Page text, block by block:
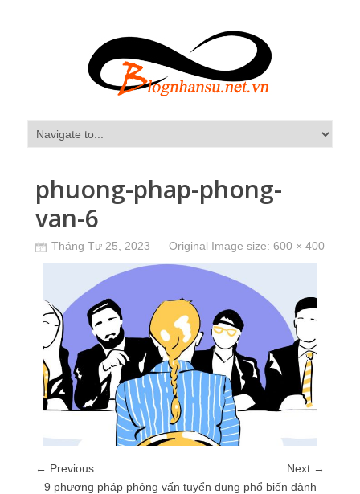
phuong-phap-phong-
van-6
Tháng Tư 25, 2023 Original Image size: 600 × 400
← Previous
Next →
9 phương pháp phỏng vấn tuyển dụng phổ biến dành